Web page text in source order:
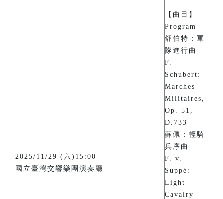
2025/11/29 (六)15:00
國立臺灣交響樂團演奏廳
【曲目】
Program
舒伯特：軍
隊進行曲
F.
Schubert:
Marches
Militaires,
Op. 51,
D.733
蘇佩：輕騎
兵序曲
F. v.
Suppé:
Light
Cavalry